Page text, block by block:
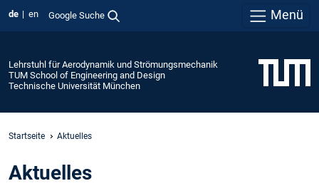
de en Google Suche Menü
Lehrstuhl für Aerodynamik und Strömungsmechanik
TUM School of Engineering and Design
Technische Universität München
Startseite Aktuelles
Aktuelles